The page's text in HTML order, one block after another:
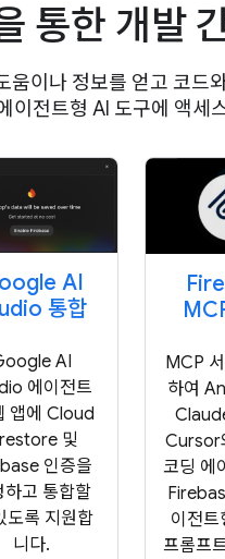
통한 개발
움이나 정보를 얻고 코드
이전트형 AI 도구에 액세
AI
통합
AI
에이전트
앱에 Cloud
및
인증을
하고 통합할
도록 지원합
니다.
MCP
하여
Cursor
코딩 에
이전트
프롬프